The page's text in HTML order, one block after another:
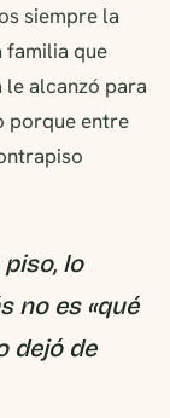
siempre la
familia que
alcanzó para
porque entre
lo
no es «qué
dejó de